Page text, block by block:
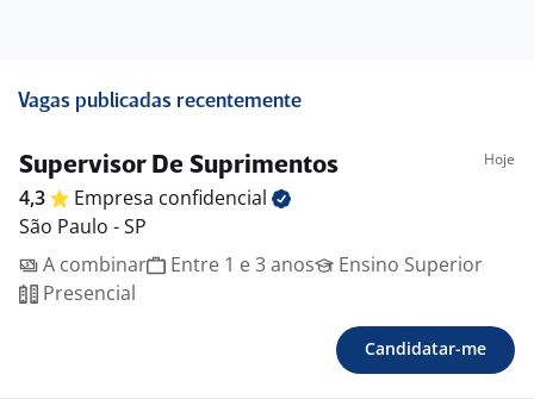
Vagas publicadas recentemente
Supervisor De Suprimentos Hoje
4,3 Empresa confidencial
São Paulo - SP
A combinar
Entre 1 e 3 anos
Ensino Superior
Presencial
Candidatar-me